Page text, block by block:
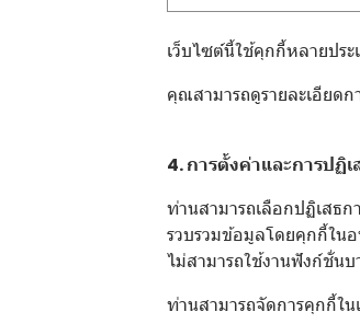
เว็บไซต์นี้ใช้คุกกี้หลายประ
คุณสามารถดูรายละเอียด
4. การตั้งค่าและการปฏิ
ท่านสามารถเลือกปฏิเสธก
รวบรวมข้อมูลโดยคุกกี้ใน
ไม่สามารถใช้งานฟังก์ชั่น
ท่านสามารถจัดการคุกกี้ใน